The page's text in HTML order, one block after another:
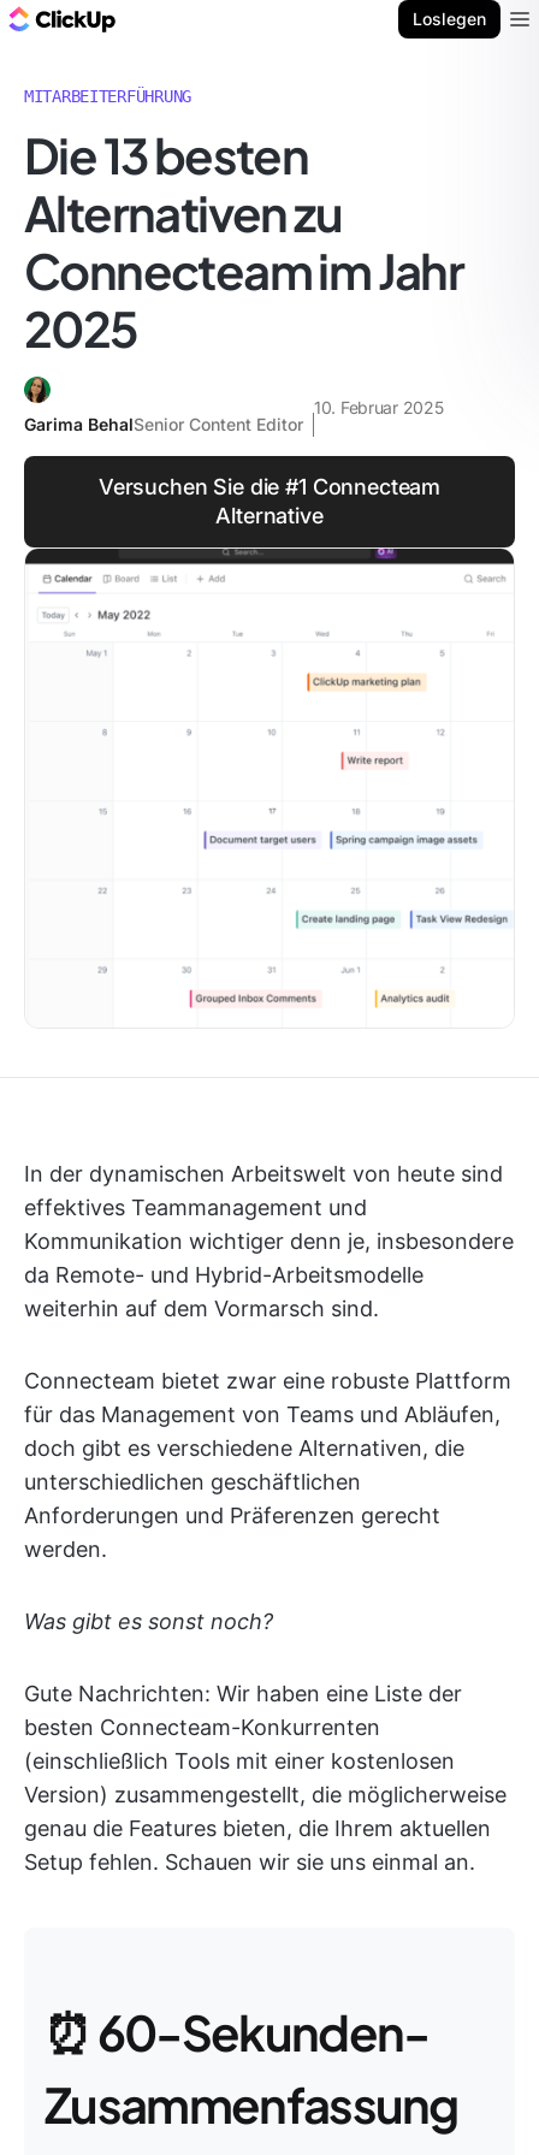
Loslegen
MITARBEITERFÜHRUNG
Die 13 besten
Alternativen zu
Connecteam im Jahr
2025
Garima BehalSenior Content Editor
10. Februar 2025
Versuchen Sie die #1 Connecteam
Alternative
In der dynamischen Arbeitswelt von heute sind
effektives Teammanagement und
Kommunikation wichtiger denn je, insbesondere
da Remote- und Hybrid-Arbeitsmodelle
weiterhin auf dem Vormarsch sind.
Connecteam bietet zwar eine robuste Plattform
für das Management von Teams und Abläufen,
doch gibt es verschiedene Alternativen, die
unterschiedlichen geschäftlichen
Anforderungen und Präferenzen gerecht
werden.
Was gibt es sonst noch?
Gute Nachrichten: Wir haben eine Liste der
besten Connecteam-Konkurrenten
(einschließlich Tools mit einer kostenlosen
Version) zusammengestellt, die möglicherweise
genau die Features bieten, die Ihrem aktuellen
Setup fehlen. Schauen wir sie uns einmal an.
⏰ 60-Sekunden-
Zusammenfassung